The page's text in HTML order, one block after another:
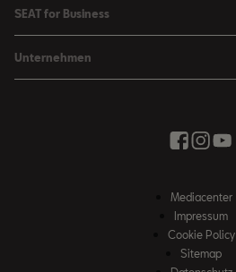
Leon
Ateca
Kataloge und Preislisten
SEAT Occasionen
Zubehör Shop
SEAT Service
Zubehör & Accessoires
SEAT for Business
Angebote
Unternehmen
Mediacenter
Impressum
Cookie Policy
Sitemap